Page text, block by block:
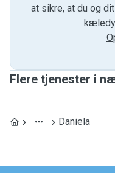
at sikre, at du og
Flere tjenester i
Daniela